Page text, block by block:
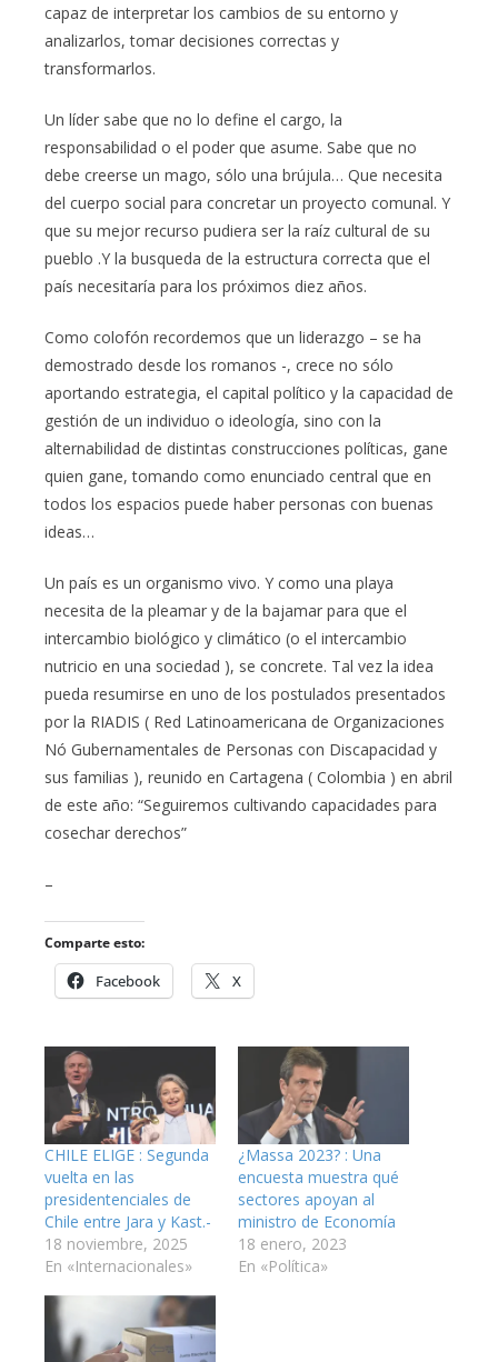
capaz de interpretar los cambios de su entorno y
analizarlos, tomar decisiones correctas y
transformarlos.
Un líder sabe que no lo define el cargo, la
responsabilidad o el poder que asume. Sabe que no
debe creerse un mago, sólo una brújula… Que necesita
del cuerpo social para concretar un proyecto comunal. Y
que su mejor recurso pudiera ser la raíz cultural de su
pueblo .Y la busqueda de la estructura correcta que el
país necesitaría para los próximos diez años.
Como colofón recordemos que un liderazgo – se ha
demostrado desde los romanos -, crece no sólo
aportando estrategia, el capital político y la capacidad de
gestión de un individuo o ideología, sino con la
alternabilidad de distintas construcciones políticas, gane
quien gane, tomando como enunciado central que en
todos los espacios puede haber personas con buenas
ideas…
Un país es un organismo vivo. Y como una playa
necesita de la pleamar y de la bajamar para que el
intercambio biológico y climático (o el intercambio
nutricio en una sociedad ), se concrete. Tal vez la idea
pueda resumirse en uno de los postulados presentados
por la RIADIS ( Red Latinoamericana de Organizaciones
Nó Gubernamentales de Personas con Discapacidad y
sus familias ), reunido en Cartagena ( Colombia ) en abril
de este año: “Seguiremos cultivando capacidades para
cosechar derechos”
–
Comparte esto:
Facebook X
CHILE ELIGE : Segunda
vuelta en las
presidentenciales de
Chile entre Jara y Kast.-
18 noviembre, 2025
En «Internacionales»
¿Massa 2023? : Una
encuesta muestra qué
sectores apoyan al
ministro de Economía
18 enero, 2023
En «Política»